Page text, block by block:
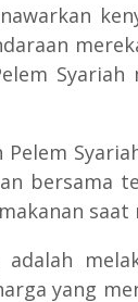
Pelem
bersama
saat
yang